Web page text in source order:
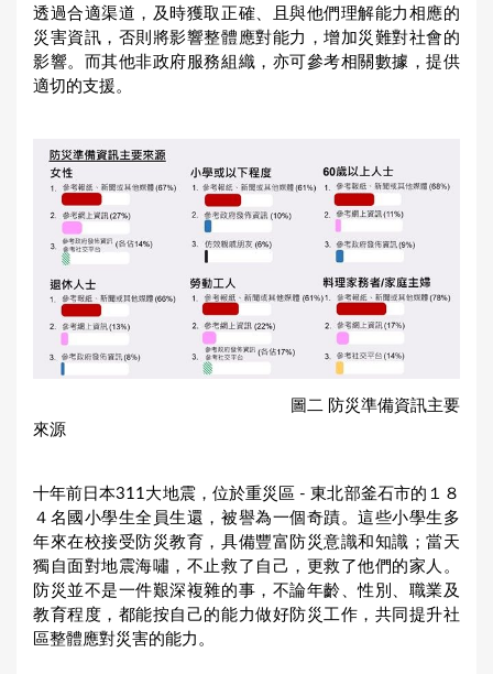
透過合適渠道，及時獲取正確、且與他們理解能力相應的
災害資訊，否則將影響整體應對能力，增加災難對社會的
影響。而其他非政府服務組織，亦可參考相關數據，提供
適切的支援。
圖二 防災準備資訊主要
來源
十年前日本311大地震，位於重災區 - 東北部釜石市的１８
４名國小學生全員生還，被譽為一個奇蹟。這些小學生多
年來在校接受防災教育，具備豐富防災意識和知識；當天
獨自面對地震海嘯，不止救了自己，更救了他們的家人。
防災並不是一件艱深複雜的事，不論年齡、性別、職業及
教育程度，都能按自己的能力做好防災工作，共同提升社
區整體應對災害的能力。